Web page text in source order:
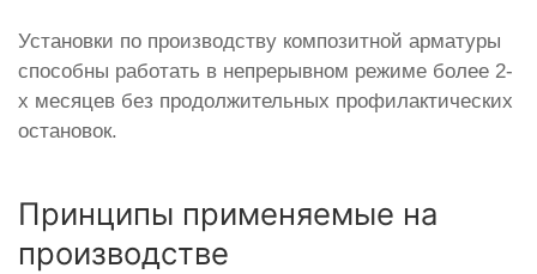
Установки по производству композитной арматуры
способны работать в непрерывном режиме более 2-
х месяцев без продолжительных профилактических
остановок.
Принципы применяемые на
производстве